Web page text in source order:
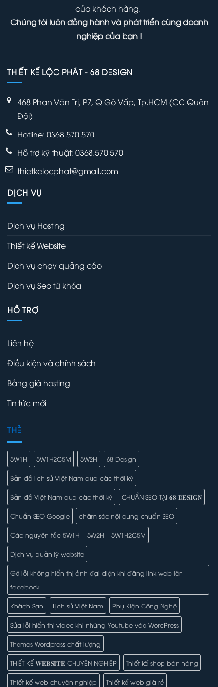
dàng
quả
kinh
doanh
của khách hàng.
Chúng tôi luôn đồng hành và phát triển cùng doanh
nghiệp của bạn !
THIẾT KẾ LỘC PHÁT - 68 DESIGN
468 Phan Văn Trị, P7, Q Gò Vấp, Tp.HCM (CC Quân
Đội)
Hotline: 0368.570.570
Hỗ trợ kỹ thuật: 0368.570.570
thietkelocphat@gmail.com
DỊCH VỤ
Dịch vụ Hosting
Thiết kế Website
Dịch vụ chạy quảng cáo
Dịch vụ Seo từ khóa
HỖ TRỢ
Liên hệ
Điều kiện và chính sách
Bảng giá hosting
Tin tức mới
THẺ
5W1H 5W1H2C5M 5W2H 68 Design
Bản đồ lịch sử Việt Nam qua các thời kỳ
Bản đồ Việt Nam qua các thời kỳ CHUẨN SEO TẠI 𝟔𝟖 𝐃𝐄𝐒𝐈𝐆𝐍
Chuẩn SEO Google chăm sóc nội dung chuẩn SEO
Các nguyên tắc 5W1H – 5W2H – 5W1H2C5M
Dịch vụ quản lý website
Gỡ lỗi không hiển thị ảnh đại diện khi đăng link web lên
facebook
Khách Sạn Lịch sử Việt Nam Phụ Kiện Công Nghệ
Sửa lỗi hiển thị video khi nhúng Youtube vào WordPress
Themes Wordpress chất lượng
THIẾT KẾ 𝐖𝐄𝐁𝐒𝐈𝐓𝐄 CHUYÊN NGHIỆP Thiết kế shop bán hàng
Thiết kế web chuyên nghiệp Thiết kế web giá rẻ